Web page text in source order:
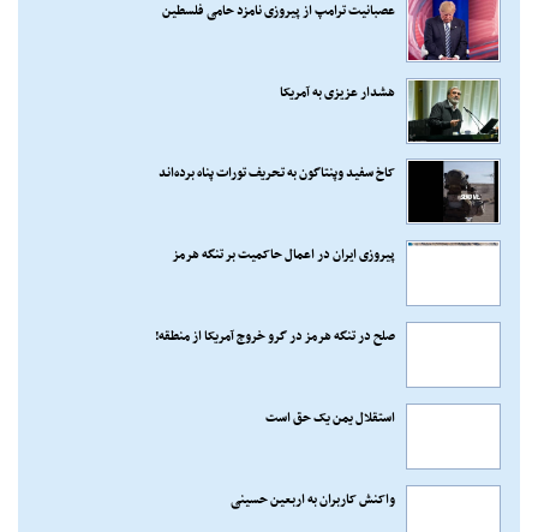
عصبانیت ترامپ از پیروزی نامزد حامی فلسطین
هشدار عزیزی به آمریکا
کاخ سفید وپنتاگون به تحریف تورات پناه برده‌اند
پیروزی ایران در اعمال حاکمیت بر تنگه هرمز
صلح در تنگه هرمز در گرو خروج آمریکا از منطقه!
استقلال یمن یک حق است
واکنش کاربران به اربعین حسینی